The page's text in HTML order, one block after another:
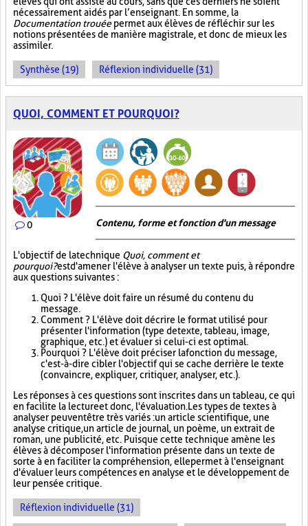
nécessairement aidés par l’enseignant. En somme, la
Documentation trouéepermet aux élèves de réfléchir sur les
notions présentées de manière magistrale, et donc de mieux les
assimiler.
Synthèse (19) Réflexion individuelle (31)
QUOI, COMMENT ET POURQUOI?
0 Contenu, forme et fonction d'un message
L'objectif de la technique Quoi, comment et
pourquoi?est d'amener l'élève à analyser un texte puis, à répondre
aux questions suivantes :
Quoi ? L'élève doit faire un résumé du contenu du
message.
Comment ? L'élève doit décrire le format utilisé pour
présenter l'information (type de texte, tableau, image,
graphique, etc.) et évaluer si celui-ci est optimal.
Pourquoi ? L'élève doit préciser la fonction du message,
c'est-à-dire cibler l'objectif qui se cache derrière le texte
(convaincre, expliquer, critiquer, analyser, etc.).
Les réponses à ces questions sont inscrites dans un tableau, ce qui
en facilite la lecture et donc, l'évaluation. Les types de textes à
analyser peuvent être très variés : un article scientifique, une
analyse critique, un article de journal, un poème, un extrait de
roman, une publicité, etc. Puisque cette technique amène les
élèves à décomposer l'information présente dans un texte de
sorte à en faciliter la compréhension, elle permet à l'enseignant
d'évaluer leurs compétences en analyse et le développement de
leur pensée critique.
Réflexion individuelle (31)